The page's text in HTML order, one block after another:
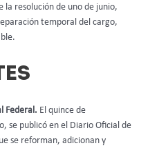
la resolución de uno de junio,
temporal del cargo,
Federal. El quince de
se publicó en el Diario Oficial de
se reforman, adicionan y